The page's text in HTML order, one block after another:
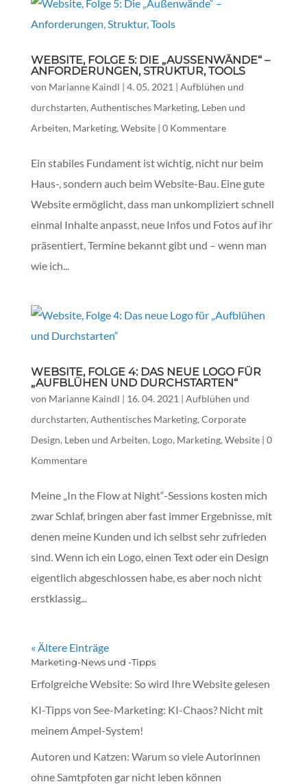
WEBSITE, FOLGE 5: DIE „AUSSENWÄNDE“ – A
NFORDERUNGEN, STRUKTUR, TOOLS
von Marianne Kaindl | 4. 05. 2021 | Aufblühen und
durchstarten, Authentisches Marketing, Leben und
Arbeiten, Marketing, Website| 0 Kommentare
Ein stabiles Fundament ist wichtig, nicht nur beim
Haus-, sondern auch beim Website-Bau. Eine gute
Website ermöglicht, dass man unkompliziert schnell
einmal Inhalte anpasst, neue Infos und Fotos auf ihr
präsentiert, Termine bekannt gibt und – wenn man
wie ich...
WEBSITE, FOLGE 4: DAS NEUE LOGO FÜR
„AUFBLÜHEN UND DURCHSTARTEN“
von Marianne Kaindl | 16. 04. 2021 | Aufblühen und
durchstarten, Authentisches Marketing, Corporate
Design, Leben und Arbeiten, Logo, Marketing, Website| 0
Kommentare
Meine „In the Flow at Night“-Sessions kosten mich
zwar Schlaf, bringen aber fast immer Ergebnisse, mit
denen meine Kunden und ich selbst sehr zufrieden
sind. Wenn ich ein Logo, einen Text oder ein Design
eigentlich abgeschlossen habe, es aber noch nicht
erstklassig...
« Ältere Einträge
Marketing-News und -Tipps
Erfolgreiche Website: So wird Ihre Website gelesen
KI-Tipps von See-Marketing: KI-Chaos? Nicht mit
meinem Ampel-System!
Autoren und Katzen: Warum so viele Autorinnen
ohne Samtpfoten gar nicht leben können